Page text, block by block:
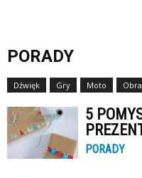
PORADY
Dźwięk Gry Moto
5
PORADY